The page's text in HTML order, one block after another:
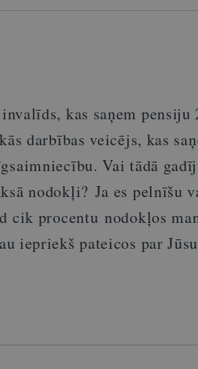
kas saņem
darbības veicējs, kas
Vai tādā
nodokļi? Ja es pelnīšu
cik procentu nodokļos
iepriekš pateicos par